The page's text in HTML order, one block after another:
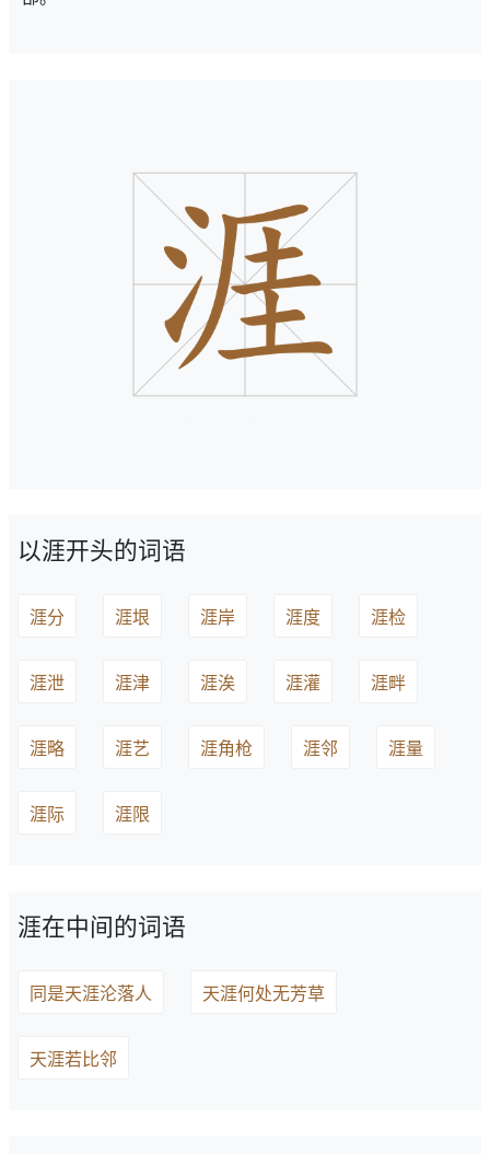
以涯开头的词语
涯分 涯垠 涯岸 涯度 涯检
涯泄 涯津 涯涘 涯灌 涯畔
涯略 涯艺 涯角枪 涯邻 涯量
涯际 涯限
涯在中间的词语
同是天涯沦落人 天涯何处无芳草
天涯若比邻